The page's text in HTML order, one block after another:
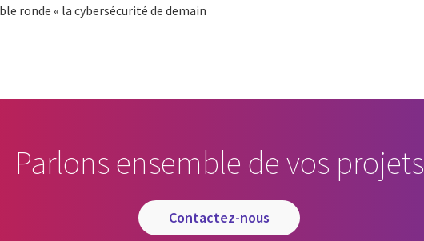
ronde « la cybersécurité de demain
Parlons ensemble de vos projets
contactez-nous